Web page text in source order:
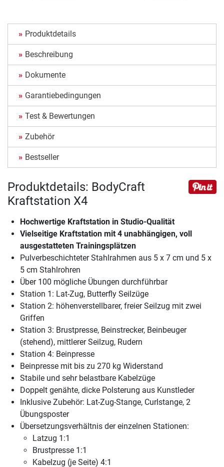
Produktdetails
Beschreibung
Dokumente
Garantiebedingungen
Test & Bewertungen
Zubehör
Bestseller
Produktdetails: BodyCraft
Kraftstation X4
Hochwertige Kraftstation in Studio-Qualität
Vielseitige Kraftstation mit 4 unabhängigen, voll
ausgestatteten Trainingsplätzen
Pulverbeschichteter Stahlrahmen aus 5 x 7 cm und 5 x
5 cm Stahlrohren
Über 100 mögliche Übungen durchführbar
Station 1: Lat-Zug, Butterfly Seilzüge
Station 2: höhenverstellbarer, freier Seilzug mit zwei
Griffen
Station 3: Brustpresse, Beinstrecker, Beinbeuger
(stehend), mittlerer Seilzug, Rudern
Station 4: Beinpresse
Beinpresse mit bis zu 270 kg Widerstand
Stabile und sehr belastbare Kabelzüge
Doppelt genähte, dicke Polsterung aus Kunstleder
Inklusive Zubehör: Lat-Zug-Stange, Curlstange, 2
Übungsposter
Übersetzungsverhältnis der einzelnen Stationen:
Latzug 1:1
Brustpresse 1:1
Kabelzug (je Seite) 4:1